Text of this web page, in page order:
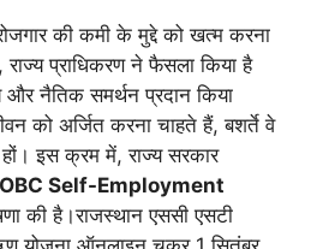
की कमी के मुद्दे को खत्म करना
राज्य प्राधिकरण ने फैसला किया है
और नैतिक समर्थन प्रदान किया
को अर्जित करना चाहते हैं, बशर्ते वे
इस क्रम में, राज्य सरकार
Self-Employment
की है।राजस्थान एससी एसटी